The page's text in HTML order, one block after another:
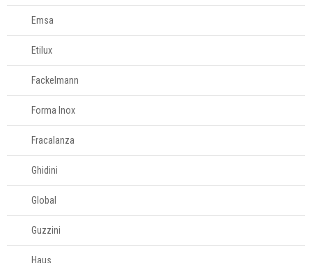
Emsa
Etilux
Fackelmann
Forma Inox
Fracalanza
Ghidini
Global
Guzzini
Haus